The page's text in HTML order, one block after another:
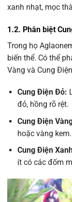
xanh nhạt, mọc
1.2. Phân biệt
Trong họ
biến thể. Có thể
Vàng và Cung
Cung Điện Đỏ:
đỏ, hồng rõ rệt.
Cung Điện
hoặc vàng kem.
Cung Điện
ít có các đốm